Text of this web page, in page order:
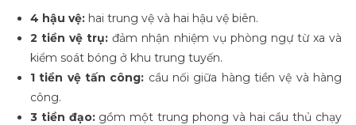
4 hậu vệ:hai trung vệ và hai hậu vệ biên.
2 tiền vệ trụ: đảm nhận nhiệm vụ phòng ngự từ xa và
kiểm soát bóng ở khu trung tuyến.
1 tiền vệ tấn công: cầu nối giữa hàng tiền vệ và hàng
công.
3 tiền đạo:gồm một trung phong và hai cầu thủ chạy